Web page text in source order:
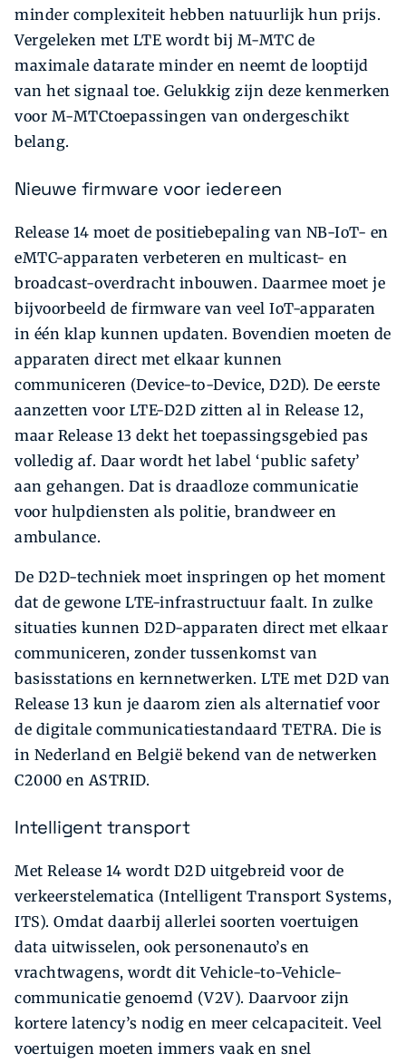
minder complexiteit hebben natuurlijk hun prijs.
Vergeleken met LTE wordt bij M-MTC de
maximale datarate minder en neemt de looptijd
van het signaal toe. Gelukkig zijn deze kenmerken
voor M-MTCtoepassingen van ondergeschikt
belang.
Nieuwe firmware voor iedereen
Release 14 moet de positiebepaling van NB-IoT- en
eMTC-apparaten verbeteren en multicast- en
broadcast-overdracht inbouwen. Daarmee moet je
bijvoorbeeld de firmware van veel IoT-apparaten
in één klap kunnen updaten. Bovendien moeten de
apparaten direct met elkaar kunnen
communiceren (Device-to-Device, D2D). De eerste
aanzetten voor LTE-D2D zitten al in Release 12,
maar Release 13 dekt het toepassingsgebied pas
volledig af. Daar wordt het label ‘public safety’
aan gehangen. Dat is draadloze communicatie
voor hulpdiensten als politie, brandweer en
ambulance.
De D2D-techniek moet inspringen op het moment
dat de gewone LTE-infrastructuur faalt. In zulke
situaties kunnen D2D-apparaten direct met elkaar
communiceren, zonder tussenkomst van
basisstations en kernnetwerken. LTE met D2D van
Release 13 kun je daarom zien als alternatief voor
de digitale communicatiestandaard TETRA. Die is
in Nederland en België bekend van de netwerken
C2000 en ASTRID.
Intelligent transport
Met Release 14 wordt D2D uitgebreid voor de
verkeerstelematica (Intelligent Transport Systems,
ITS). Omdat daarbij allerlei soorten voertuigen
data uitwisselen, ook personenauto’s en
vrachtwagens, wordt dit Vehicle-to-Vehicle-
communicatie genoemd (V2V). Daarvoor zijn
kortere latency’s nodig en meer celcapaciteit. Veel
voertuigen moeten immers vaak en snel